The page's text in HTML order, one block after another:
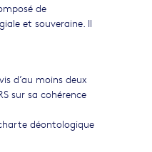
de
et souveraine. Il
d’au moins deux
sur sa cohérence
déontologique